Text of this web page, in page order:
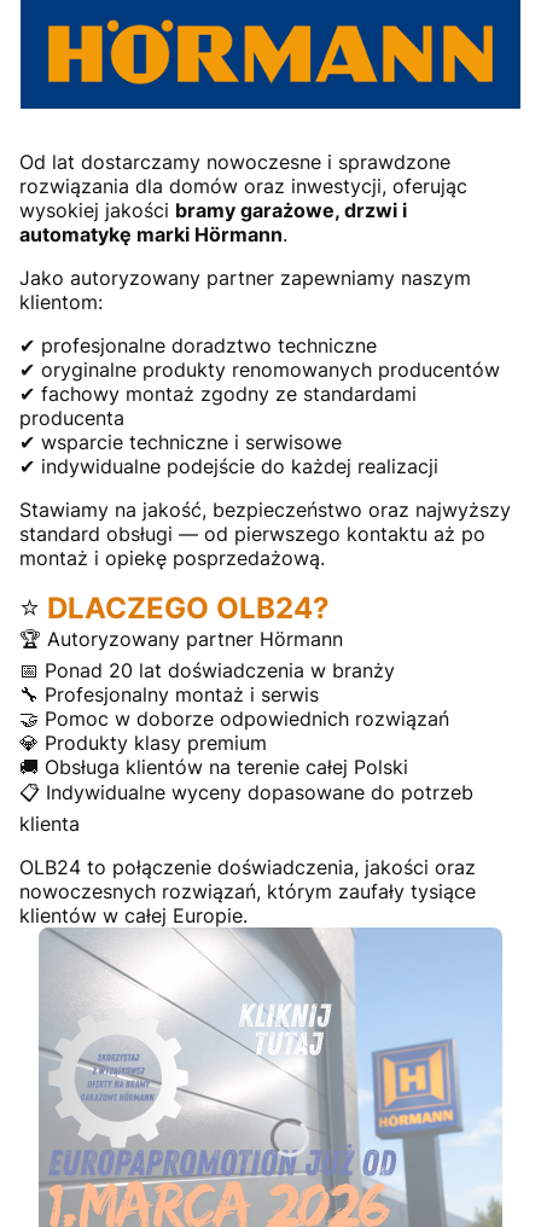
Od lat dostarczamy nowoczesne i sprawdzone
rozwiązania dla domów oraz inwestycji, oferując
wysokiej jakości bramy garażowe, drzwi i
automatykę marki Hörmann.
Jako autoryzowany partner zapewniamy naszym
klientom:
✔ profesjonalne doradztwo techniczne
✔ oryginalne produkty renomowanych producentów
✔ fachowy montaż zgodny ze standardami
producenta
✔ wsparcie techniczne i serwisowe
✔ indywidualne podejście do każdej realizacji
Stawiamy na jakość, bezpieczeństwo oraz najwyższy
standard obsługi — od pierwszego kontaktu aż po
montaż i opiekę posprzedażową.
⭐ DLACZEGO OLB24?
🏆 Autoryzowany partner Hörmann
📅 Ponad 20 lat doświadczenia w branży
🔧 Profesjonalny montaż i serwis
🤝 Pomoc w doborze odpowiednich rozwiązań
💎 Produkty klasy premium
🚚 Obsługa klientów na terenie całej Polski
📋 Indywidualne wyceny dopasowane do potrzeb
klienta
OLB24 to połączenie doświadczenia, jakości oraz
nowoczesnych rozwiązań, którym zaufały tysiące
klientów w całej Europie.